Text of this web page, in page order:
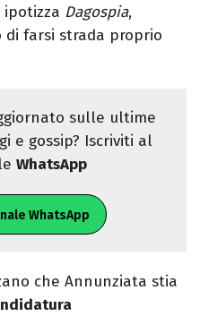
ipotizza Dagospia,
di farsi strada proprio
sulle ultime
e gossip? Iscriviti al
WhatsApp
WhatsApp
che Annunziata stia